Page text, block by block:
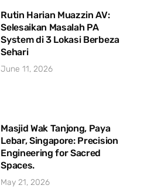
Rutin Harian Muazzin AV:
Selesaikan Masalah PA
System di 3 Lokasi Berbeza
Sehari
June 11, 2026
Masjid Wak Tanjong, Paya
Lebar, Singapore: Precision
Engineering for Sacred
Spaces.
May 21, 2026